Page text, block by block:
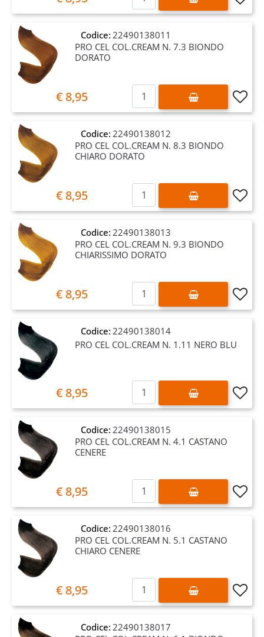
Codice: 22490138011
PRO CEL COL.CREAM N. 7.3 BIONDO
DORATO
€ 8,95 Quantità
Codice: 22490138012
PRO CEL COL.CREAM N. 8.3 BIONDO
CHIARO DORATO
€ 8,95 Quantità
Codice: 22490138013
PRO CEL COL.CREAM N. 9.3 BIONDO
CHIARISSIMO DORATO
€ 8,95 Quantità
Codice: 22490138014
PRO CEL COL.CREAM N. 1.11 NERO BLU
€ 8,95 Quantità
Codice: 22490138015
PRO CEL COL.CREAM N. 4.1 CASTANO
CENERE
€ 8,95 Quantità
Codice: 22490138016
PRO CEL COL.CREAM N. 5.1 CASTANO
CHIARO CENERE
€ 8,95 Quantità
Codice: 22490138017